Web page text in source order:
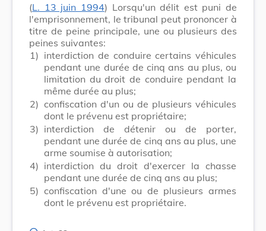
(L. 13 juin 1994) Lorsqu'un délit est puni de
l'emprisonnement, le tribunal peut prononcer à
titre de peine principale, une ou plusieurs des
peines suivantes:
1) interdiction de conduire certains véhicules
pendant une durée de cinq ans au plus, ou
limitation du droit de conduire pendant la
même durée au plus;
2) confiscation d'un ou de plusieurs véhicules
dont le prévenu est propriétaire;
3) interdiction de détenir ou de porter,
pendant une durée de cinq ans au plus, une
arme soumise à autorisation;
4) interdiction du droit d'exercer la chasse
pendant une durée de cinq ans au plus;
5) confiscation d'une ou de plusieurs armes
dont le prévenu est propriétaire.